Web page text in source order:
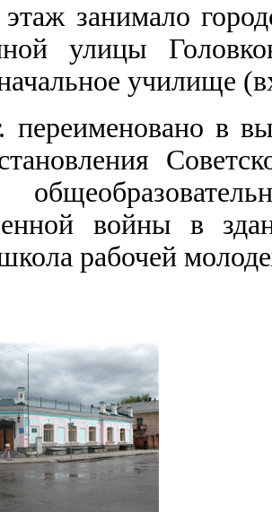
занимало
улицы
училище
переименовано в
войны в
рабочей